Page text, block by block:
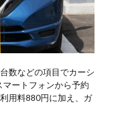
数などの項目でカーシ
ートフォンから予約
用料880円に加え、ガ